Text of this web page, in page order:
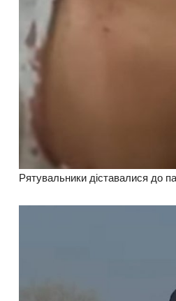
Рятувальники діставалися до